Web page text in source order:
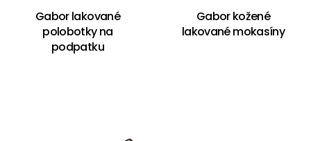
Gabor lakované
polobotky na
podpatku
Gabor kožené
lakované mokasíny